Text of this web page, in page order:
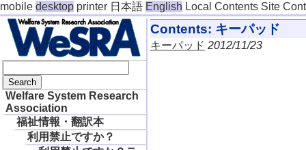
mobile desktop printer 日本語 English Local Contents Site
Welfare System Research
Association
福祉情報・翻訳本
利用禁止ですか？
Contents: キーパッド
キーパッド 2012/11/23